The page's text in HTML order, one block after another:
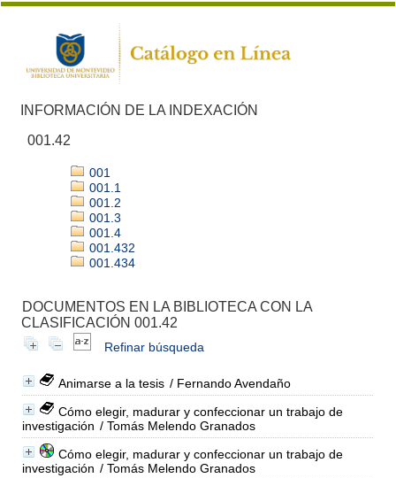
INFORMACIÓN DE LA INDEXACIÓN
001.42
001
001.1
001.2
001.3
001.4
001.432
001.434
DOCUMENTOS EN LA BIBLIOTECA CON LA
CLASIFICACIÓN 001.42
Refinar búsqueda
Animarse a la tesis / Fernando Avendaño
Cómo elegir, madurar y confeccionar un trabajo de
investigación / Tomás Melendo Granados
Cómo elegir, madurar y confeccionar un trabajo de
investigación / Tomás Melendo Granados